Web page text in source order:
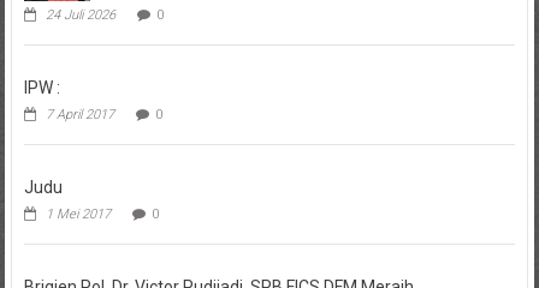
24 Juli 2026 0
IPW :
7 April 2017 0
Judu
1 Mei 2017 0